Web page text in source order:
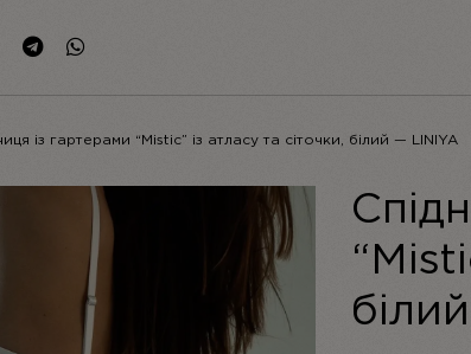
із гартерами “Mistic” із атласу та сіточки, білий — LINIYA